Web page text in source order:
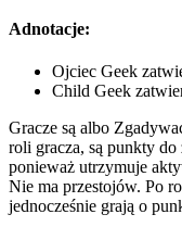
Adnotacje:
Ojciec Geek
Child Geek
Gracze są albo
roli gracza, są punkty do
ponieważ utrzymuje
Nie ma przestojów. Po
jednocześnie grają o